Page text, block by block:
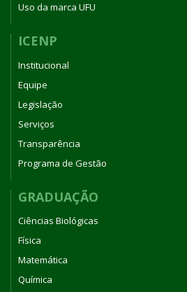
Uso da marca UFU
ICENP
Institucional
Equipe
Legislação
Serviços
Transparência
Programa de Gestão
GRADUAÇÃO
Ciências Biológicas
Física
Matemática
Química